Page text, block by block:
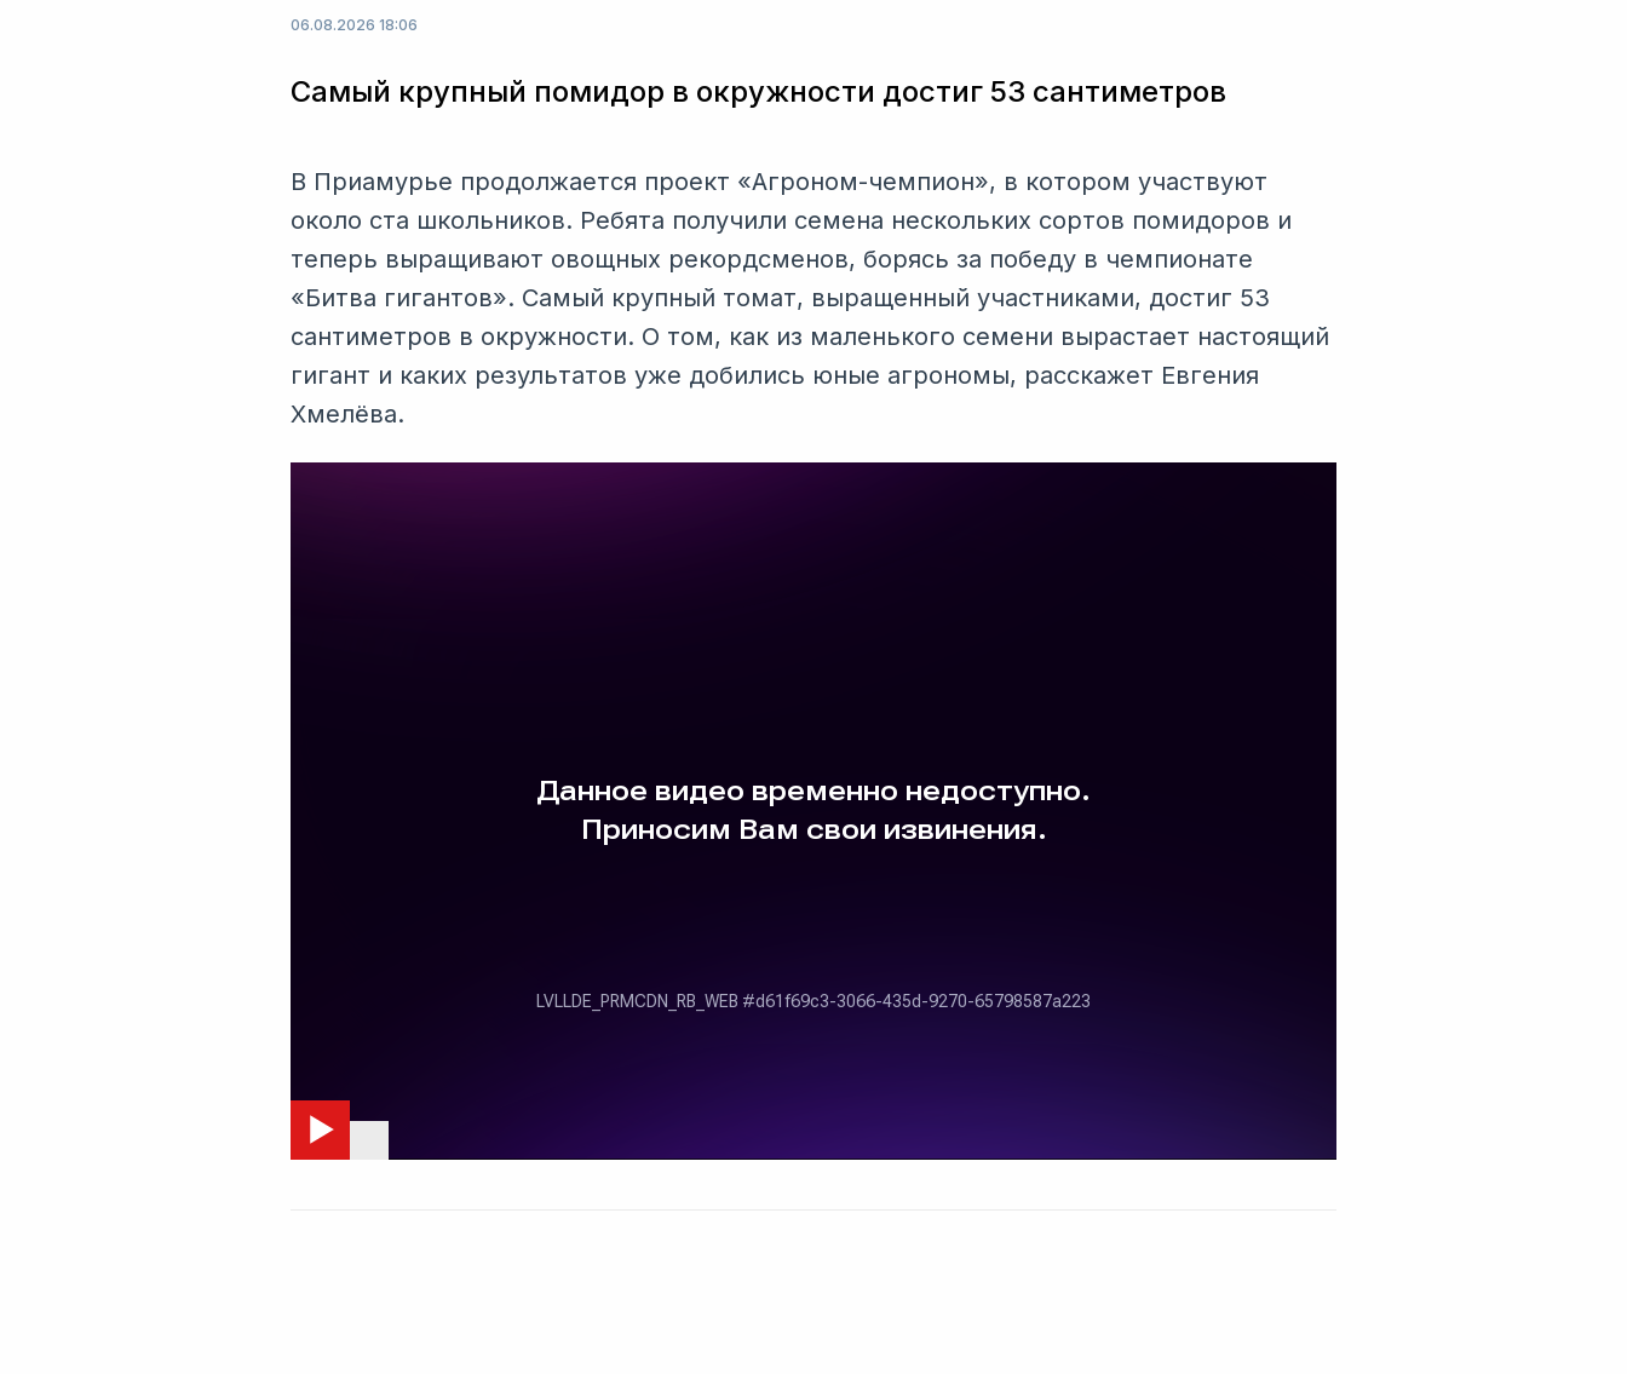
06.08.2026 18:06
Самый крупный помидор в окружности достиг 53 сантиметров
В Приамурье продолжается проект «Агроном-чемпион», в котором участвуют
около ста школьников. Ребята получили семена нескольких сортов помидоров и
теперь выращивают овощных рекордсменов, борясь за победу в чемпионате
«Битва гигантов». Самый крупный томат, выращенный участниками, достиг 53
сантиметров в окружности. О том, как из маленького семени вырастает настоящий
гигант и каких результатов уже добились юные агрономы, расскажет Евгения
Хмелёва.